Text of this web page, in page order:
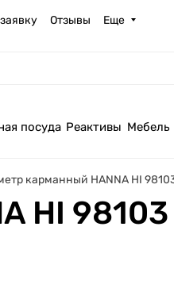
Отзывы Еще
посуда Реактивы Мебель
карманный HANNA HI
HI 98103